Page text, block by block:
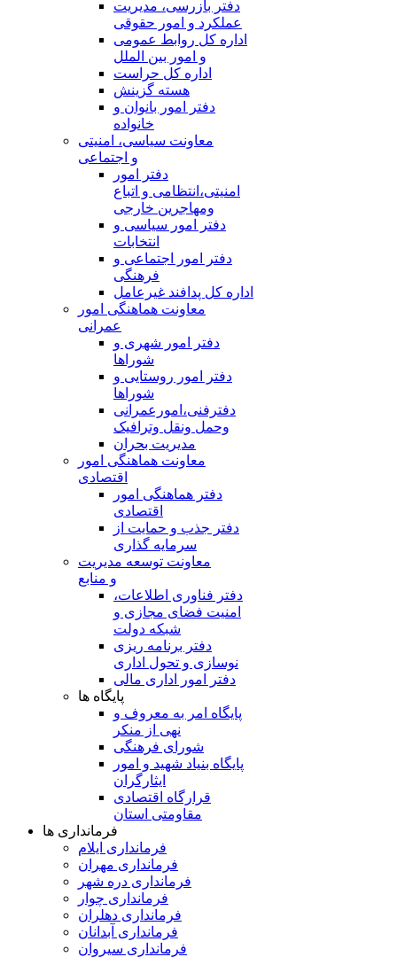
دفتر بازرسی، مدیریت
عملکرد و امور حقوقی
اداره کل روابط عمومی
و امور بین الملل
اداره کل حراست
هسته گزینش
دفتر امور بانوان و
خانواده
معاونت سیاسی، امنیتی
و اجتماعی
دفتر امور
امنيتی،انتظامی و اتباع
ومهاجرین خارجی
دفتر امور سیاسی و
انتخابات
دفتر امور اجتماعی و
فرهنگی
اداره کل پدافند غیرعامل
معاونت هماهنگی امور
عمرانی
دفتر امور شهری و
شوراها
دفتر امور روستایی و
شوراها
دفترفنی،امورعمرانی
وحمل ونقل وترافيک
مدیریت بحران
معاونت هماهنگی امور
اقتصادی
دفتر هماهنگی امور
اقتصادی
دفتر جذب و حمایت از
سرمایه گذاری
معاونت توسعه مدیریت
و منابع
دفتر فناوری اطلاعات،
امنیت فضای مجازی و
شبکه دولت
دفتر برنامه ریزی
نوسازی و تحول اداری
دفتر امور اداری مالی
پایگاه ها
پایگاه امر به معروف و
نهی از منکر
شورای فرهنگی
پایگاه بنیاد شهید و امور
ایثارگران
قرارگاه اقتصادی
مقاومتی استان
فرمانداری ها
فرمانداری ایلام
فرمانداری مهران
فرمانداری دره شهر
فرمانداری چوار
فرمانداری دهلران
فرمانداری آبدانان
فرمانداری سیروان